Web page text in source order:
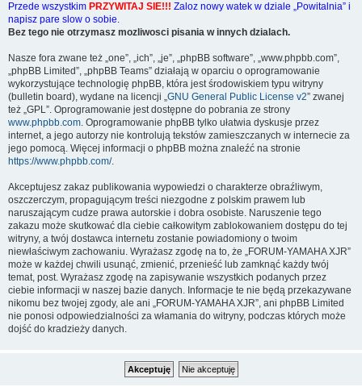
Przede wszystkim PRZYWITAJ SIE!!! Zaloz nowy watek w dziale „Powitalnia” i
napisz pare slow o sobie.
Bez tego nie otrzymasz mozliwosci pisania w innych dzialach.
Nasze fora zwane też „one”, „ich”, „je”, „phpBB software”, „www.phpbb.com”,
„phpBB Limited”, „phpBB Teams” działają w oparciu o oprogramowanie
wykorzystujące technologię phpBB, która jest środowiskiem typu witryny
(bulletin board), wydane na licencji „GNU General Public License v2” zwanej
też „GPL”. Oprogramowanie jest dostępne do pobrania ze strony
www.phpbb.com. Oprogramowanie phpBB tylko ułatwia dyskusje przez
internet, a jego autorzy nie kontrolują tekstów zamieszczanych w internecie za
jego pomocą. Więcej informacji o phpBB można znaleźć na stronie
https://www.phpbb.com/.
Akceptujesz zakaz publikowania wypowiedzi o charakterze obraźliwym,
oszczerczym, propagującym treści niezgodne z polskim prawem lub
naruszającym cudze prawa autorskie i dobra osobiste. Naruszenie tego
zakazu może skutkować dla ciebie całkowitym zablokowaniem dostępu do tej
witryny, a twój dostawca internetu zostanie powiadomiony o twoim
niewłaściwym zachowaniu. Wyrażasz zgodę na to, że „FORUM-YAMAHA XJR”
może w każdej chwili usunąć, zmienić, przenieść lub zamknąć każdy twój
temat, post. Wyrażasz zgodę na zapisywanie wszystkich podanych przez
ciebie informacji w naszej bazie danych. Informacje te nie będą przekazywane
nikomu bez twojej zgody, ale ani „FORUM-YAMAHA XJR”, ani phpBB Limited
nie ponosi odpowiedzialności za włamania do witryny, podczas których może
dojść do kradzieży danych.